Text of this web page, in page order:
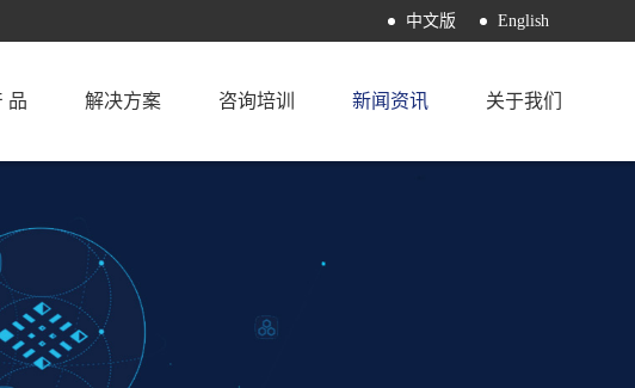
中文版 English
品 解决方案 咨询培训 新闻资讯 关于我们